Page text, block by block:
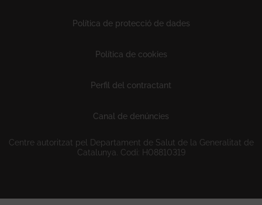
Política de protecció de dades
Política de cookies
Perfil del contractant
Canal de denúncies
Centre autoritzat pel Departament de Salut de la Generalitat de
Catalunya. Codi: H08810319